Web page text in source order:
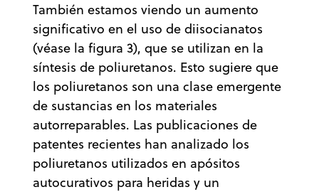
También estamos viendo un aumento
significativo en el uso de diisocianatos
(véase la figura 3), que se utilizan en la
síntesis de poliuretanos. Esto sugiere que
los poliuretanos son una clase emergente
de sustancias en los materiales
autorreparables. Las publicaciones de
patentes recientes han analizado los
poliuretanos utilizados en apósitos
autocurativos para heridas y un